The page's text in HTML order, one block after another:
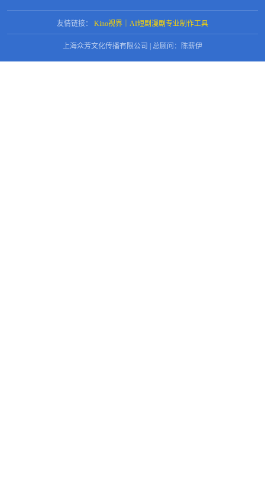
友情链接： Kino视界｜AI短剧漫剧专业制作工具
上海众芳文化传播有限公司 | 总顾问：陈薪伊